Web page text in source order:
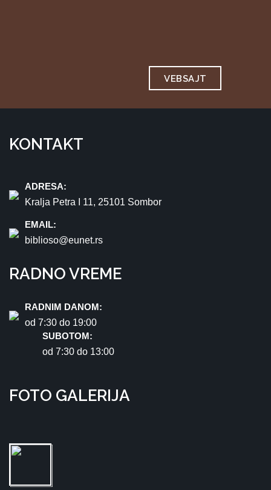
VEBSAJT
KONTAKT
ADRESA:
Kralja Petra I 11, 25101 Sombor
EMAIL:
biblioso@eunet.rs
RADNO VREME
RADNIM DANOM:
od 7:30 dо 19:00
SUBOTOM:
od 7:30 dо 13:00
FOTO GALERIJA